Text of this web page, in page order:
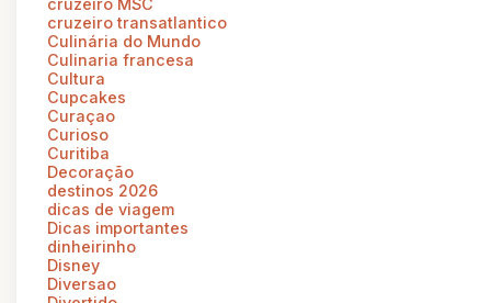
cruzeiro transatlantico
Culinária do Mundo
Culinaria francesa
Cultura
Cupcakes
Curaçao
Curioso
Curitiba
Decoração
destinos 2026
dicas de viagem
Dicas importantes
dinheirinho
Disney
Diversao